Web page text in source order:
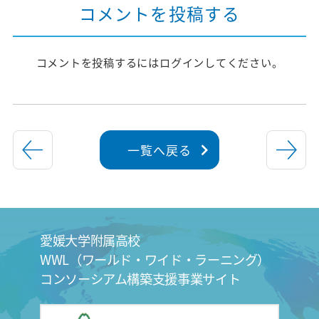
コメントを投稿する
コメントを投稿するにはログイン してください。
一覧へ戻る
愛媛大学附属高校
WWL（ワールド・ワイド・ラーニング）
コンソーシアム構築支援事業サイト